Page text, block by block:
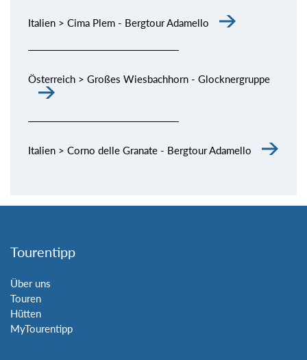
Italien > Cima Plem - Bergtour Adamello
Österreich > Großes Wiesbachhorn - Glocknergruppe
Italien > Corno delle Granate - Bergtour Adamello
Tourentipp
Über uns
Touren
Hütten
MyTourentipp